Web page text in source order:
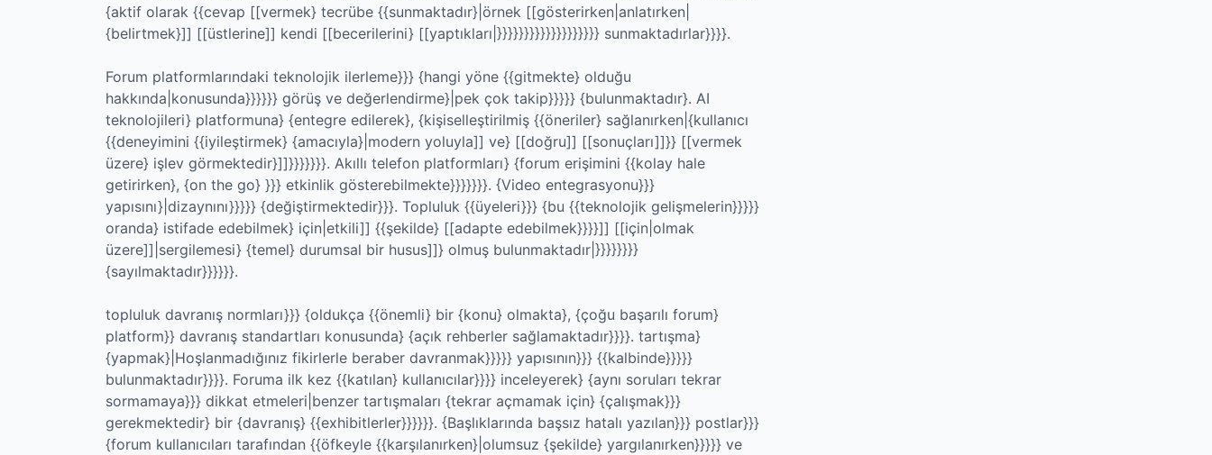
{aktif olarak {{cevap [[vermek} tecrübe {{sunmaktadır}|örnek [[gösterirken|anlatırken|
{belirtmek}]] [[üstlerine]] kendi [[becerilerini} [[yaptıkları|}}}}}}}}}}}}}}}}}}} sunmaktadırlar}}}}.
Forum platformlarındaki teknolojik ilerleme}}} {hangi yöne {{gitmekte} olduğu
hakkında|konusunda}}}}}} görüş ve değerlendirme}|pek çok takip}}}}} {bulunmaktadır}. AI
teknolojileri} platformuna} {entegre edilerek}, {kişiselleştirilmiş {{öneriler} sağlanırken|{kullanıcı
{{deneyimini {{iyileştirmek} {amacıyla}|modern yoluyla]] ve} [[doğru]] [[sonuçları]]}} [[vermek
üzere} işlev görmektedir}]]}}}}}}}. Akıllı telefon platformları} {forum erişimini {{kolay hale
getirirken}, {on the go} }}} etkinlik gösterebilmekte}}}}}}}. {Video entegrasyonu}}}
yapısını}|dizaynını}}}}} {değiştirmektedir}}}. Topluluk {{üyeleri}}} {bu {{teknolojik gelişmelerin}}}}}
oranda} istifade edebilmek} için|etkili]] {{şekilde} [[adapte edebilmek}}}}]] [[için|olmak
üzere]]|sergilemesi} {temel} durumsal bir husus]]} olmuş bulunmaktadır|}}}}}}}}
{sayılmaktadır}}}}}}.
topluluk davranış normları}}} {oldukça {{önemli} bir {konu} olmakta}, {çoğu başarılı forum}
platform}} davranış standartları konusunda} {açık rehberler sağlamaktadır}}}}. tartışma}
{yapmak}|Hoşlanmadığınız fikirlerle beraber davranmak}}}}} yapısının}}} {{kalbinde}}}}}
bulunmaktadır}}}}. Foruma ilk kez {{katılan} kullanıcılar}}}} inceleyerek} {aynı soruları tekrar
sormamaya}}} dikkat etmeleri|benzer tartışmaları {tekrar açmamak için} {çalışmak}}}
gerekmektedir} bir {davranış} {{exhibitlerler}}}}}}. {Başlıklarında başsız hatalı yazılan}}} postlar}}}
{forum kullanıcıları tarafından {{öfkeyle {{karşılanırken}|olumsuz {şekilde} yargılanırken}}}}} ve